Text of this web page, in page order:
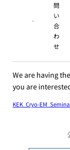
問
い
合
わ
せ
We are having
you are
KEK_Cryo-